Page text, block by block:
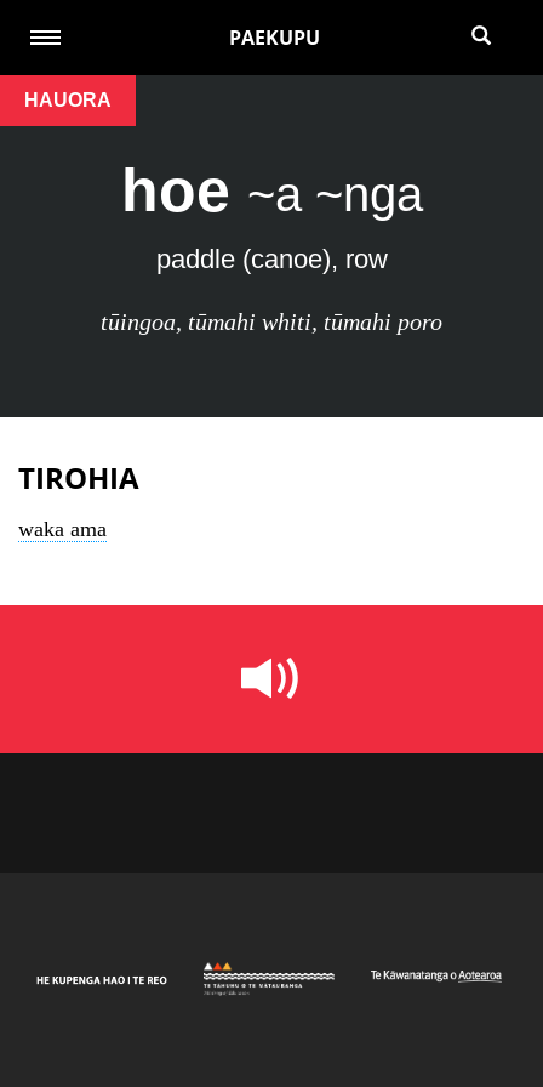
PAEKUPU
HAUORA
hoe ~a ~nga
paddle (canoe), row
tūingoa, tūmahi whiti, tūmahi poro
TIROHIA
waka ama